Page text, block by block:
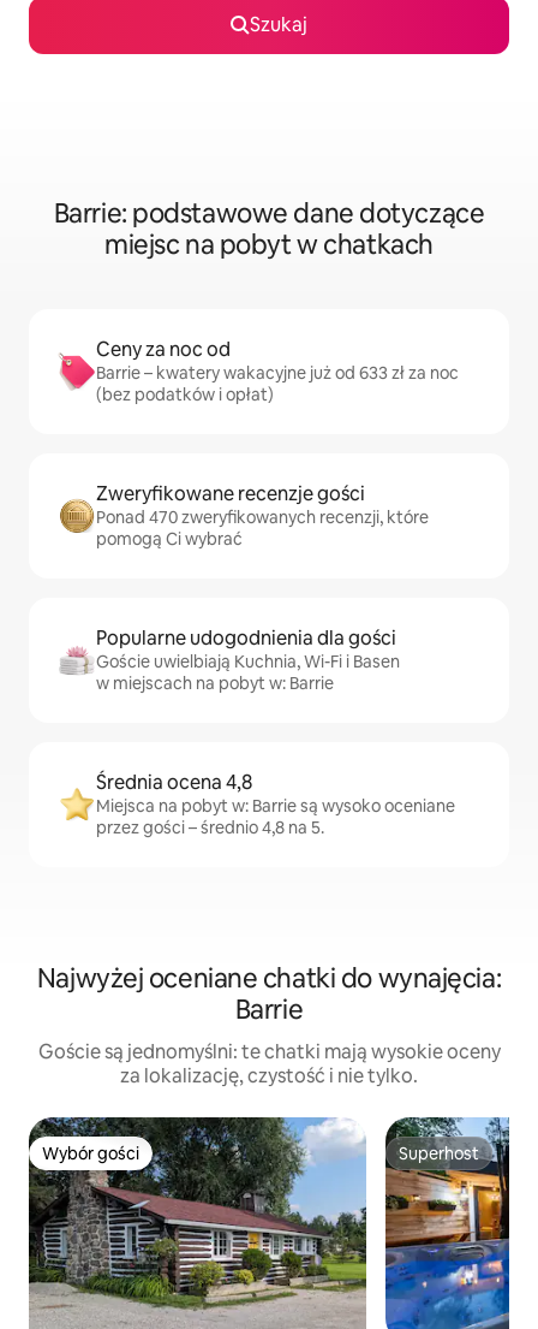
Szukaj
Barrie: podstawowe dane dotyczące
miejsc na pobyt w chatkach
Ceny za noc od
Barrie – kwatery wakacyjne już od 633 zł za noc
(bez podatków i opłat)
Zweryfikowane recenzje gości
Ponad 470 zweryfikowanych recenzji, które
pomogą Ci wybrać
Popularne udogodnienia dla gości
Goście uwielbiają Kuchnia, Wi-Fi i Basen
w miejscach na pobyt w: Barrie
Średnia ocena 4,8
Miejsca na pobyt w: Barrie są wysoko oceniane
przez gości – średnio 4,8 na 5.
Najwyżej oceniane chatki do wynajęcia:
Barrie
Goście są jednomyślni: te chatki mają wysokie oceny
za lokalizację, czystość i nie tylko.
Wybór gości
Wybór gości Superhost
Superhost